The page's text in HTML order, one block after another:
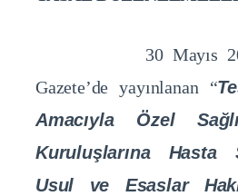
30 Mayıs 2003
Gazete’de yayınlanan “
Amacıyla Özel
Kuruluşlarına Hasta
Usul ve Esaslar